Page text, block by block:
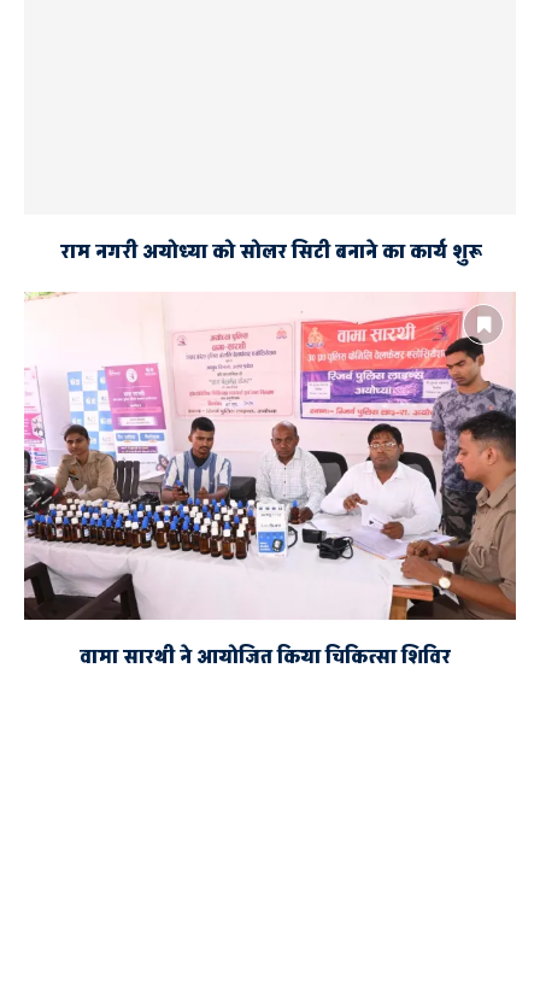
राम नगरी अयोध्या को सोलर सिटी बनाने का कार्य शुरू
वामा सारथी ने आयोजित किया चिकित्सा शिविर